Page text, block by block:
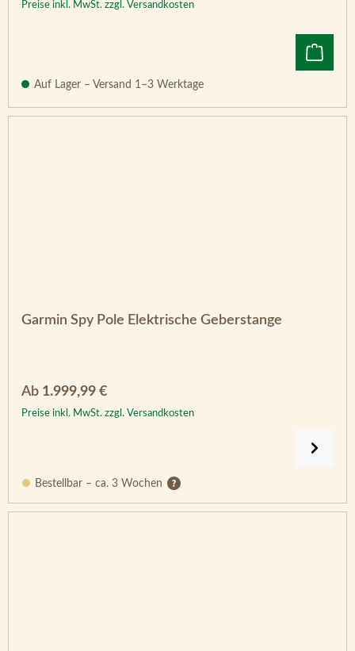
Preise inkl. MwSt. zzgl. Versandkosten
Auf Lager – Versand 1–3 Werktage
Garmin Spy Pole Elektrische Geberstange
Regulärer Preis:
Ab 1.999,99 €
Preise inkl. MwSt. zzgl. Versandkosten
Bestellbar – ca. 3 Wochen